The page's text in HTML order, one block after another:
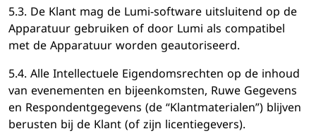
5.3. De Klant mag de Lumi-software uitsluitend op de
Apparatuur gebruiken of door Lumi als compatibel
met de Apparatuur worden geautoriseerd.
5.4. Alle Intellectuele Eigendomsrechten op de inhoud
van evenementen en bijeenkomsten, Ruwe Gegevens
en Respondentgegevens (de “Klantmaterialen”) blijven
berusten bij de Klant (of zijn licentiegevers).